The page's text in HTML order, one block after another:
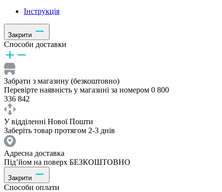
Інструкція
Закрити
Способи доставки
Забрати з магазину (безкоштовно)
Перевірте наявність у магазині за номером 0 800
336 842
У відділенні Нової Пошти
Заберіть товар протягом 2-3 днів
Адресна доставка
Під’йом на поверх БЕЗКОШТОВНО
Закрити
Способи оплати